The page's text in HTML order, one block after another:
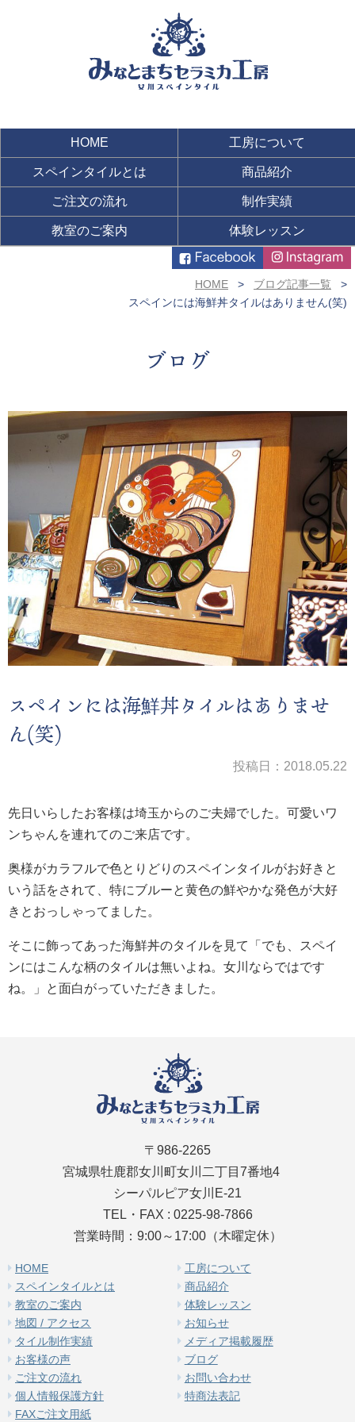
HOME 工房について
スペインタイルとは 商品紹介
ご注文の流れ 制作実績
教室のご案内 体験レッスン
HOME
ブログ記事一覧
スペインには海鮮丼タイルはありません(笑)
ブログ
スペインには海鮮丼タイルはありませ
ん(笑)
投稿日：2018.05.22
先日いらしたお客様は埼玉からのご夫婦でした。可愛いワ
ンちゃんを連れてのご来店です。
奥様がカラフルで色とりどりのスペインタイルがお好きと
いう話をされて、特にブルーと黄色の鮮やかな発色が大好
きとおっしゃってました。
そこに飾ってあった海鮮丼のタイルを見て「でも、スペイ
ンにはこんな柄のタイルは無いよね。女川ならではです
ね。」と面白がっていただきました。
〒986-2265
宮城県牡鹿郡女川町女川二丁目7番地4
シーパルピア女川E-21
TEL・FAX : 0225-98-7866
営業時間：9:00～17:00（木曜定休）
HOME
工房について
スペインタイルとは
商品紹介
教室のご案内
体験レッスン
地図 / アクセス
お知らせ
タイル制作実績
メディア掲載履歴
お客様の声
ブログ
ご注文の流れ
お問い合わせ
個人情報保護方針
特商法表記
FAXご注文用紙